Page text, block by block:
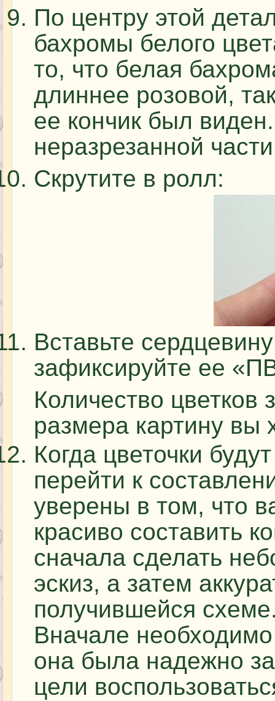
По центру этой
бахромы белого
то, что белая
длиннее розовой,
ее кончик был
неразрезанной
Скрутите в ролл:
Вставьте
зафиксируйте ее
Количество цветков
размера картину вы
Когда цветочки
перейти к
уверены в том, что
красиво составить
сначала сделать
эскиз, а затем
получившейся
Вначале
она была надежно
цели